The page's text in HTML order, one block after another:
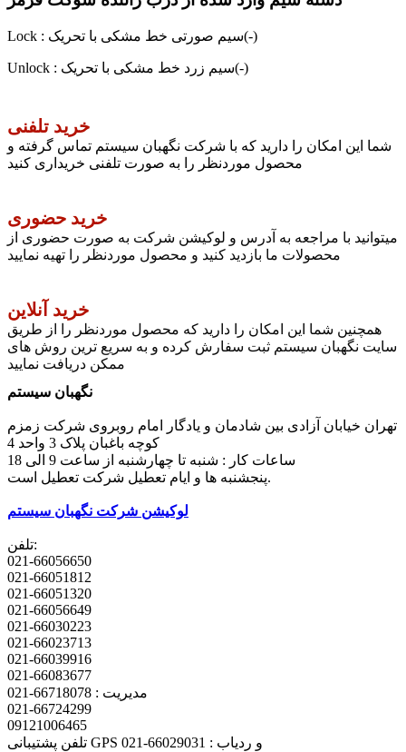
Lock : سیم صورتی خط مشکی با تحریک(-)
Unlock : سیم زرد خط مشکی با تحریک(-)
خرید تلفنی
شما این امکان را دارید که با شرکت نگهبان سیستم تماس گرفته و
محصول موردنظر را به صورت تلفنی خریداری کنید
خرید حضوری
میتوانید با مراجعه به آدرس و لوکیشن شرکت به صورت حضوری از
محصولات ما بازدید کنید و محصول موردنظر را تهیه نمایید
خرید آنلاین
همچنین شما این امکان را دارید که محصول موردنظر را از طریق
سایت نگهبان سیستم ثبت سفارش کرده و به سریع ترین روش های
ممکن دریافت نمایید
نگهبان سیستم
تهران خیابان آزادی بین شادمان و یادگار امام روبروی شرکت زمزم
کوچه باغبان پلاک 3 واحد 4
پنجشنبه ها و ایام تعطیل شرکت تعطیل است.
لوکیشن شرکت نگهبان سیستم
تلفن:
021-66056650
021-66051812
021-66051320
021-66056649
021-66030223
021-66023713
021-66039916
021-66083677
مدیریت : 66718078-021
021-66724299
09121006465
تلفن پشتیبانی GPS و ردیاب : 66029031-021